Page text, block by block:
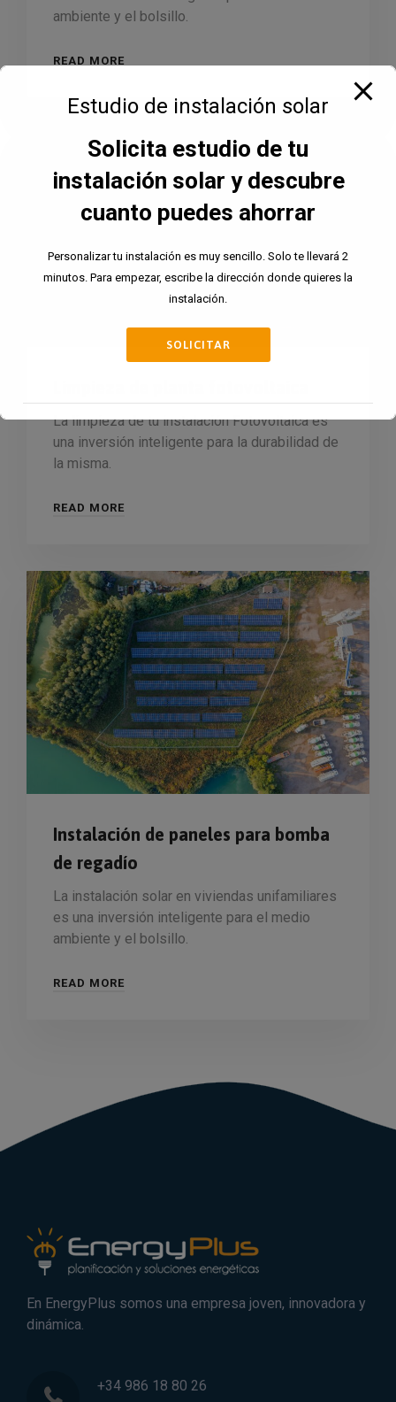
ambiente y el bolsillo.
READ MORE
La limpieza de tu instalación Fotovoltaica es
una inversión inteligente para la durabilidad de
la misma.
READ MORE
Instalación de paneles para bomba
de regadío
La instalación solar en viviendas unifamiliares
es una inversión inteligente para el medio
ambiente y el bolsillo.
READ MORE
En EnergyPlus somos una empresa joven, innovadora y
dinámica.
+34 986 18 80 26
Estudio de instalación solar
Solicita estudio de tu
instalación solar y descubre
cuanto puedes ahorrar
Personalizar tu instalación es muy sencillo. Solo te llevará 2
minutos. Para empezar, escribe la dirección donde quieres la
instalación.
SOLICITAR
Esto se cerrará en